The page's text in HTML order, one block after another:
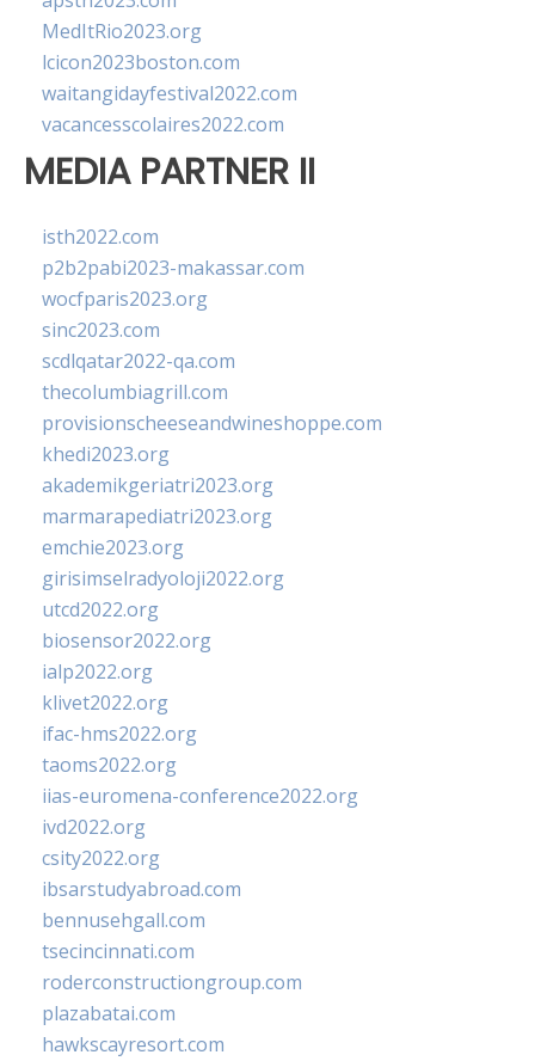
MedItRio2023.org
lcicon2023boston.com
waitangidayfestival2022.com
vacancesscolaires2022.com
MEDIA PARTNER II
isth2022.com
p2b2pabi2023-makassar.com
wocfparis2023.org
sinc2023.com
scdlqatar2022-qa.com
thecolumbiagrill.com
provisionscheeseandwineshoppe.com
khedi2023.org
akademikgeriatri2023.org
marmarapediatri2023.org
emchie2023.org
girisimselradyoloji2022.org
utcd2022.org
biosensor2022.org
ialp2022.org
klivet2022.org
ifac-hms2022.org
taoms2022.org
iias-euromena-conference2022.org
ivd2022.org
csity2022.org
ibsarstudyabroad.com
bennusehgall.com
tsecincinnati.com
roderconstructiongroup.com
plazabatai.com
hawkscayresort.com